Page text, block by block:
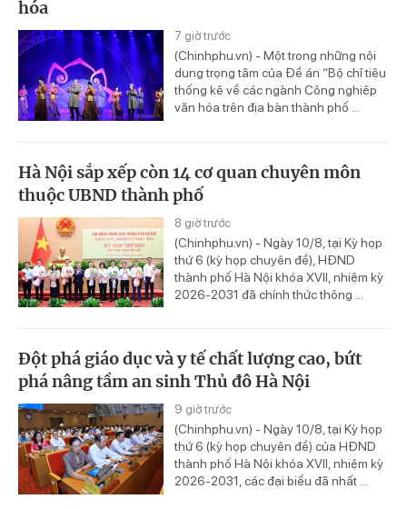
hóa
7 giờ trước
(Chinhphu.vn) - Một trong những nội
dung trọng tâm của Đề án “Bộ chỉ tiêu
thống kê về các ngành Công nghiệp
văn hóa trên địa bàn thành phố ...
Hà Nội sắp xếp còn 14 cơ quan chuyên môn
thuộc UBND thành phố
8 giờ trước
(Chinhphu.vn) - Ngày 10/8, tại Kỳ họp
thứ 6 (kỳ họp chuyên đề), HĐND
thành phố Hà Nội khóa XVII, nhiệm kỳ
2026-2031 đã chính thức thông ...
Đột phá giáo dục và y tế chất lượng cao, bứt
phá nâng tầm an sinh Thủ đô Hà Nội
9 giờ trước
(Chinhphu.vn) - Ngày 10/8, tại Kỳ họp
thứ 6 (kỳ họp chuyên đề) của HĐND
thành phố Hà Nội khóa XVII, nhiệm kỳ
2026-2031, các đại biểu đã nhất ...